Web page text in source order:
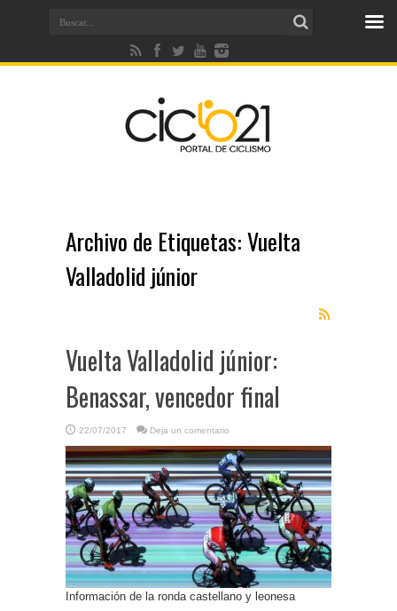
Archivo de Etiquetas:Vuelta
Valladolid júnior
Vuelta Valladolid júnior:
Benassar, vencedor final
22/07/2017 Deja un comentario
Información de la ronda castellano y leonesa